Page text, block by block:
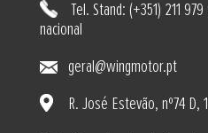
Tel. Stand: (+351) 211
nacional
geral@wingmotor.pt
R. José Estevão, nº74 D,